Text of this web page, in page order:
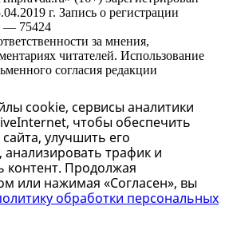
г. Запись о регистрации
75424
за мнения,
читателей. Использование
согласия редакции
cookie, сервисы аналитики
чтобы обеспечить
улучшить его
трафик и
контент. Продолжая
или нажимая «Согласен», вы
обработки персональных